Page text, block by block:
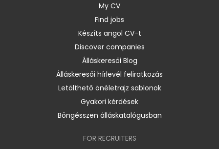
My CV
Find jobs
Készíts angol CV-t
Discover companies
Álláskeresői Blog
Álláskeresői hírlevél feliratkozás
Letölthető önéletrajz sablonok
Gyakori kérdések
Böngésszen álláskatalógusban
FOR RECRUITERS